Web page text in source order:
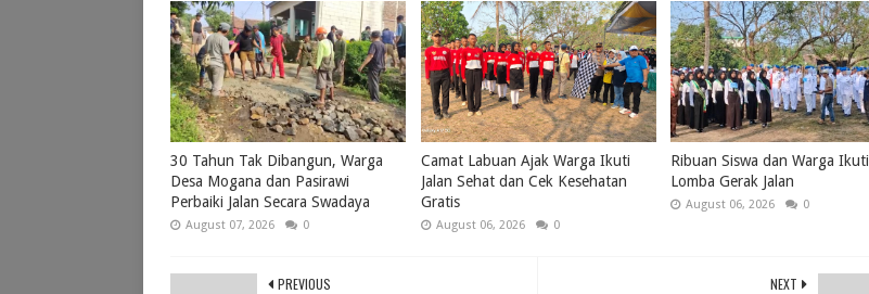
30 Tahun Tak Dibangun, Warga
Desa Mogana dan Pasirawi
Perbaiki Jalan Secara Swadaya
August 07, 2026 0
Camat Labuan Ajak Warga Ikuti
Jalan Sehat dan Cek Kesehatan
Gratis
August 06, 2026 0
Ribuan Siswa dan Warga Ikuti
Lomba Gerak Jalan
August 06, 2026 0
NEXT
PREVIOUS